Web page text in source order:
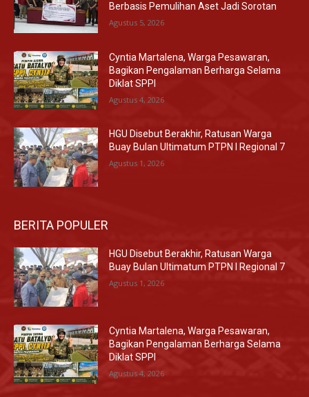
Berbasis Pemulihan Aset Jadi Sorotan
Agustus 5, 2026
Cyntia Martalena, Warga Pesawaran,
Bagikan Pengalaman Berharga Selama
Diklat SPPI
Agustus 4, 2026
HGU Disebut Berakhir, Ratusan Warga
Buay Bulan Ultimatum PTPN I Regional 7
Agustus 1, 2026
BERITA POPULER
HGU Disebut Berakhir, Ratusan Warga
Buay Bulan Ultimatum PTPN I Regional 7
Agustus 1, 2026
Cyntia Martalena, Warga Pesawaran,
Bagikan Pengalaman Berharga Selama
Diklat SPPI
Agustus 4, 2026